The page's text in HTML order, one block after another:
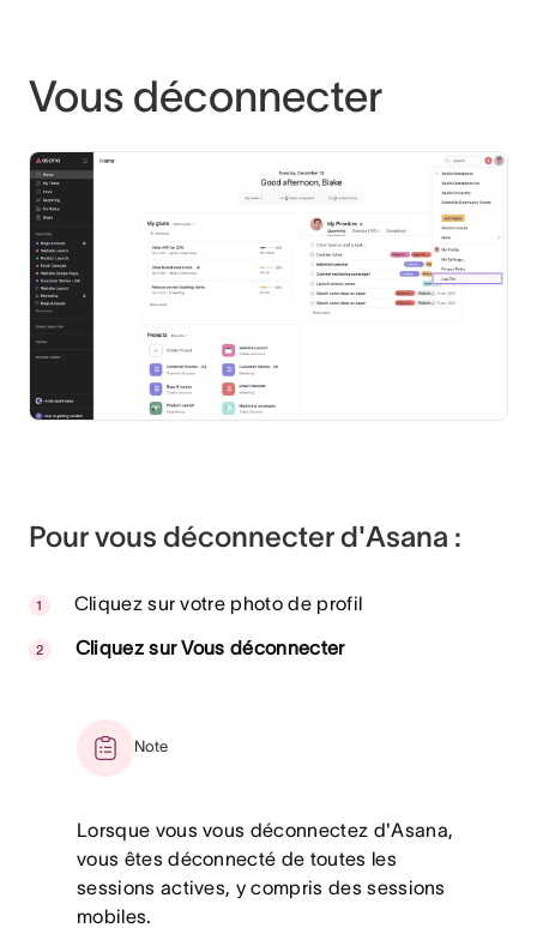
Vous déconnecter
Pour vous déconnecter d'Asana :
Cliquez sur votre photo de profil
Cliquez sur Vous déconnecter
Note
Lorsque vous vous déconnectez d'Asana,
vous êtes déconnecté de toutes les
sessions actives, y compris des sessions
mobiles.